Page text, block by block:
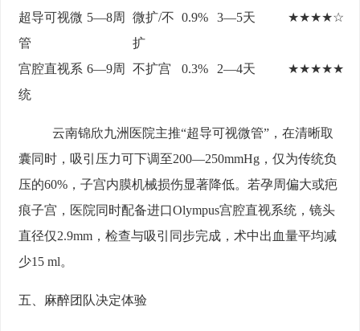
超导可视微
管
5—8周
微扩/不
扩
0.9% 3—5天 ★★★★☆
宫腔直视系
统
6—9周 不扩宫 0.3% 2—4天 ★★★★★
云南锦欣九洲医院主推“超导可视微管”，在清晰取
囊同时，吸引压力可下调至200—250mmHg，仅为传统负
压的60%，子宫内膜机械损伤显著降低。若孕周偏大或疤
痕子宫，医院同时配备进口Olympus宫腔直视系统，镜头
直径仅2.9mm，检查与吸引同步完成，术中出血量平均减
少15 ml。
五、麻醉团队决定体验